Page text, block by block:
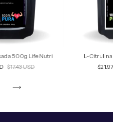
500g Life Nutri
$17.43 USD
L-